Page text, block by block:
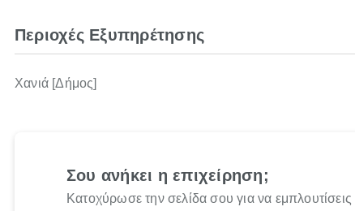
Περιοχές Εξυπηρέτησης
Χανιά [Δήμος]
Σου ανήκει η επιχείρηση;
Κατοχύρωσε την σελίδα σου για να